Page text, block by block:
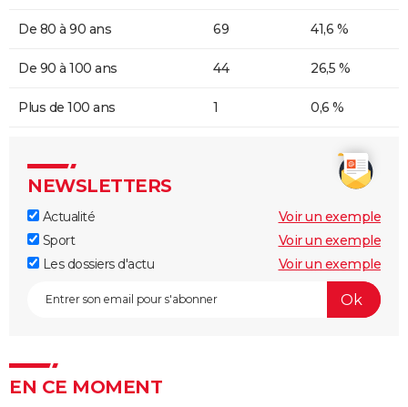
De 80 à 90 ans 69 41,6 %
De 90 à 100 ans 44 26,5 %
Plus de 100 ans 1 0,6 %
NEWSLETTERS
Actualité
Voir un exemple
Sport
Voir un exemple
Les dossiers d'actu
Voir un exemple
EN CE MOMENT